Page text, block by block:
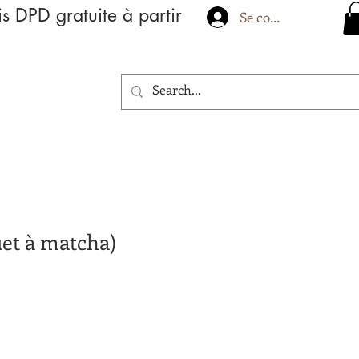
DPD gratuite à partir
Se connecter
à matcha)